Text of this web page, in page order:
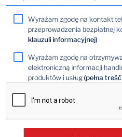
Wyrażam zgodę na kontakt
przeprowadzenia bezpłatnej
klauzuli informacyjnej)
Wyrażam zgodę na
elektroniczną informacji
produktów i usług(pełna